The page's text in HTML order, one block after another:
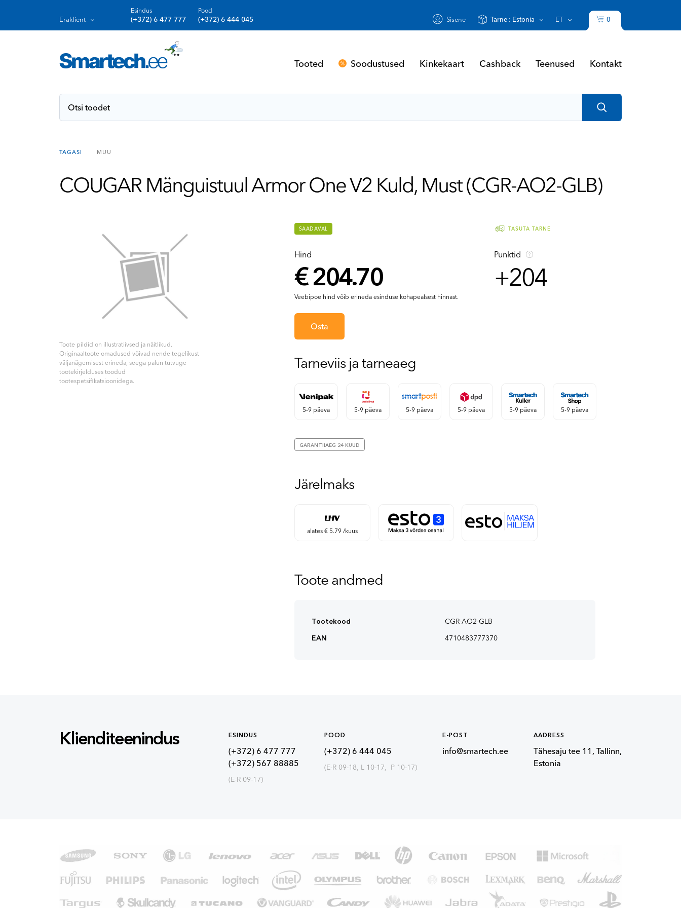
Eraklient
Esindus
(+372) 6 477 777
Pood
(+372) 6 444 045 Sisene Tarne : Estonia ET 0
Tooted Soodustused Kinkekaart Cashback Teenused Kontakt
TAGASI MUU
COUGAR Mänguistuul Armor One V2 Kuld, Must (CGR-AO2-GLB)
Toote pildid on illustratiivsed ja näitlikud.
Originaaltoote omadused võivad nende tegelikust
väljanägemisest erineda, seega palun tutvuge
tootekirjelduses toodud
tootespetsifikatsioonidega.
SAADAVAL
Hind
€ 204.70
Veebipoe hind võib erineda esinduse kohapealsest hinnast.
TASUTA TARNE
Punktid
+204
Osta
Tarneviis ja tarneaeg
5-9 päeva 5-9 päeva 5-9 päeva 5-9 päeva 5-9 päeva 5-9 päeva
GARANTIIAEG 24 KUUD
Järelmaks
alates € 5.79 /kuus
Toote andmed
Tootekood
CGR-AO2-GLB
EAN
4710483777370
Klienditeenindus AADRESS
Tähesaju tee 11, Tallinn,
Estonia
E-POST
info@smartech.ee
POOD
(+372) 6 444 045
(E-R 09-18, L 10-17, P 10-17)
ESINDUS
(+372) 6 477 777
(+372) 567 88885
(E-R 09-17)